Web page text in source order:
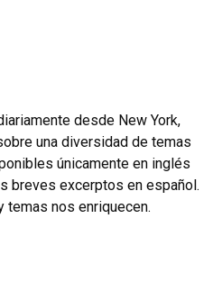
desde New York,
una diversidad de temas
únicamente en inglés
breves excerptos en español.
temas nos enriquecen.